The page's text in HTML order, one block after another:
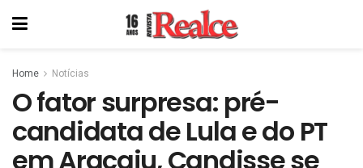
Home Notícias
O fator surpresa: pré-
candidata de Lula e do PT
em Aracaju, Candisse se